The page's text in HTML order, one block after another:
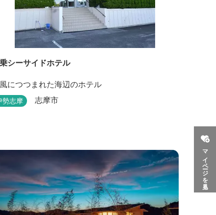
マイページを見る
シーサイドホテル
につつまれた海辺のホテル
勢志摩 志摩市